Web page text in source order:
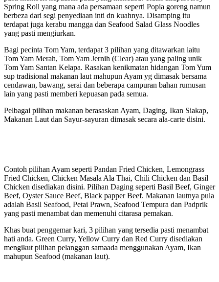
Spring Roll yang mana ada persamaan seperti Popia goreng namun
berbeza dari segi penyediaan inti dn kuahnya. Disamping itu
terdapat juga kerabu mangga dan Seafood Salad Glass Noodles
yang pasti mengiurkan.
Bagi pecinta Tom Yam, terdapat 3 pilihan yang ditawarkan iaitu
Tom Yam Merah, Tom Yam Jernih (Clear) atau yang paling unik
Tom Yam Santan Kelapa. Rasakan kenikmatan hidangan Tom Yum
sup tradisional makanan laut mahupun Ayam yg dimasak bersama
cendawan, bawang, serai dan beberapa campuran bahan rumusan
lain yang pasti memberi kepuasan pada semua.
Pelbagai pilihan makanan berasaskan Ayam, Daging, Ikan Siakap,
Makanan Laut dan Sayur-sayuran dimasak secara ala-carte disini.
Contoh pilihan Ayam seperti Pandan Fried Chicken, Lemongrass
Fried Chicken, Chicken Masala Ala Thai, Chili Chicken dan Basil
Chicken disediakan disini. Pilihan Daging seperti Basil Beef, Ginger
Beef, Oyster Sauce Beef, Black papper Beef. Makanan lautnya pula
adalah Basil Seafood, Petai Prawn, Seafood Tempura dan Padprik
yang pasti menambat dan memenuhi citarasa pemakan.
Khas buat penggemar kari, 3 pilihan yang tersedia pasti menambat
hati anda. Green Curry, Yellow Curry dan Red Curry disediakan
mengikut pilihan pelanggan samaada menggunakan Ayam, Ikan
mahupun Seafood (makanan laut).